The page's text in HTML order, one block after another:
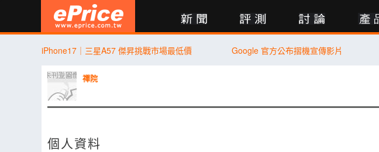
評測 討論 產品 買賣 登入 行動版
iPhone17｜三星A57 傑昇挑戰市場最低價 Google 官方公布摺機宣傳影片
禪院
個人資料